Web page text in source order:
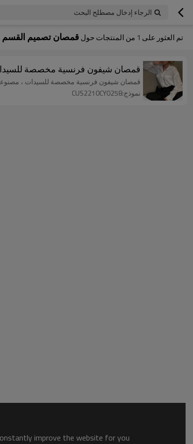
الرجاء إدخال مصطلح البحث
تم العثور على 1 من المنتجات حول قمصان تصميم
قمصان شيفون فرنسية مخصصة
قمصان شيفون فرنسية مخصصة للسيدات ،
نموذج:CUS2210CY0258
improve the website for you.